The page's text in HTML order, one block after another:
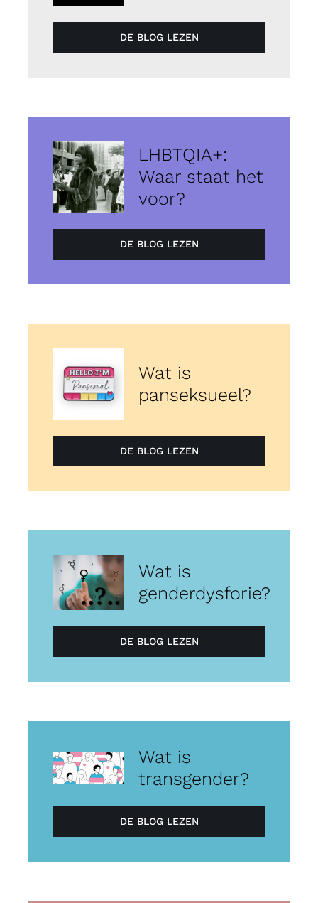
DE BLOG LEZEN
LHBTQIA+:
Waar staat het
voor?
DE BLOG LEZEN
Wat is
panseksueel?
DE BLOG LEZEN
Wat is
genderdysforie?
DE BLOG LEZEN
Wat is
transgender?
DE BLOG LEZEN